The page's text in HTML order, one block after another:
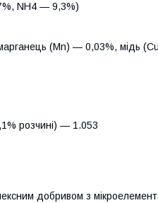
NH4 — 9,3%)
(Mn) — 0,03%, мідь
розчині) — 1.053
добривом з